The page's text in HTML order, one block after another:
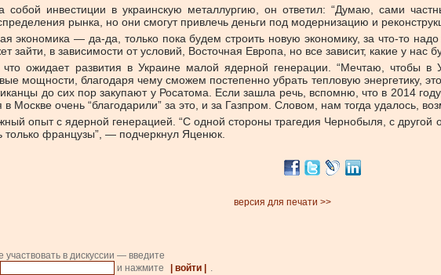
инвестиции в украинскую металлургию, он ответил: “Думаю, сами
рынка, но они смогут привлечь деньги под модернизацию и
экономика — да-да, только пока будем строить новую экономику, за что-то
зайти, в зависимости от условий, Восточная Европа, но все зависит, какие у
что ожидает развития в Украине малой ядерной генерации. “Мечтаю, чтобы
мощности, благодаря чему сможем постепенно убрать тепловую энергетику,
до сих пор закупают у Росатома. Если зашла речь, вспомню, что в 2014
Москве очень “благодарили” за это, и за Газпром. Словом, нам тогда удалось,
опыт с ядерной генерацией. “С одной стороны трагедия Чернобыля, с другой
только французы”, — подчеркнул Яценюк.
версия для печати >>
в дискуссии — введите
и нажмите | войти |
.